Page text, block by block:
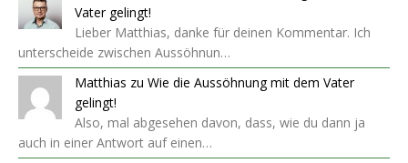
Vater gelingt!
Lieber Matthias, danke für deinen Kommentar. Ich
unterscheide zwischen Aussöhnun…
Matthias zu Wie die Aussöhnung mit dem Vater
gelingt!
Also, mal abgesehen davon, dass, wie du dann ja
auch in einer Antwort auf einen…